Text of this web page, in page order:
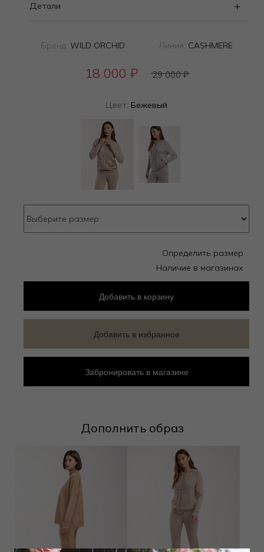
Дополнить образ
Детали
Бренд: WILD ORCHID Линия: CASHMERE
18 000 ₽ 29 000₽
Цвет: Бежевый
Определить размер
Наличие в магазинах
Добавить в корзину
Добавить в избранное
Забронировать в магазине